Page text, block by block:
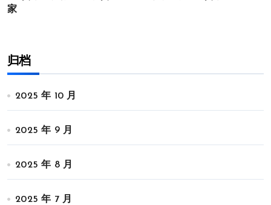
家
归档
2025 年 10 月
2025 年 9 月
2025 年 8 月
2025 年 7 月